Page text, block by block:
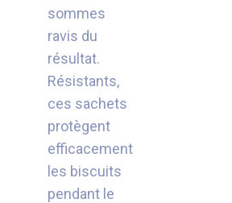
sommes
ravis du
résultat.
Résistants,
ces sachets
protègent
efficacement
les biscuits
pendant le